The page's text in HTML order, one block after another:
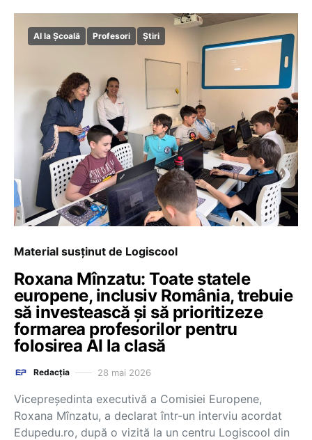
AI la Școală Profesori Știri
Material susținut de Logiscool
Roxana Mînzatu: Toate statele
europene, inclusiv România, trebuie
să investească și să prioritizeze
formarea profesorilor pentru
folosirea AI la clasă
Redacția 28 mai 2026
Vicepreședinta executivă a Comisiei Europene,
Roxana Mînzatu, a declarat într-un interviu acordat
Edupedu.ro, după o vizită la un centru Logiscool din